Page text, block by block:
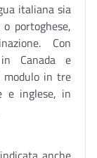
italiana sia
portoghese,
Con
Canada e
modulo in tre
e inglese, in